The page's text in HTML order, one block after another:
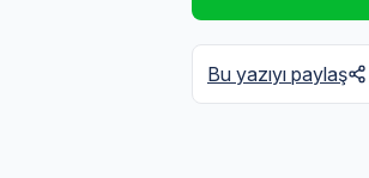
Bu yazıyı paylaş